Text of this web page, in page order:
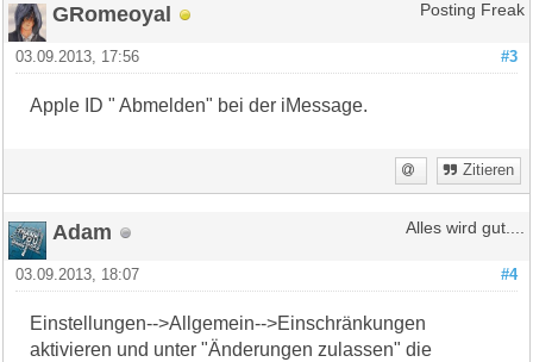
GRomeoyal Posting Freak
#3
03.09.2013, 17:56
Apple ID " Abmelden" bei der iMessage.
Zitieren
Adam Alles wird gut....
#4
03.09.2013, 18:07
Einstellungen-->Allgemein-->Einschränkungen
aktivieren und unter "Änderungen zulassen" die